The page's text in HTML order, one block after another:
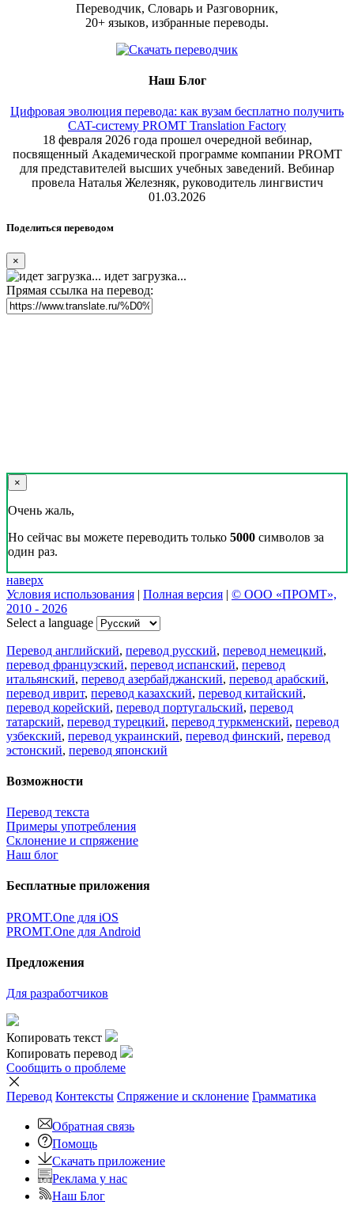
Переводчик, Словарь и Разговорник,
20+ языков, избранные переводы.
Наш Блог
Цифровая эволюция перевода: как вузам бесплатно получить
CAT-систему PROMT Translation Factory
18 февраля 2026 года прошел очередной вебинар,
посвященный Академической программе компании PROMT
для представителей высших учебных заведений. Вебинар
провела Наталья Железняк, руководитель лингвистич
01.03.2026
Поделиться переводом
×
идет загрузка...
Прямая ссылка на перевод:
×
Очень жаль,
Но сейчас вы можете переводить только 5000 символов за
один раз.
наверх
Условия использования | Полная версия | © ООО «ПРОМТ»,
2010 - 2026
Select a language
Перевод английский, перевод русский, перевод немецкий,
перевод французский, перевод испанский, перевод
итальянский, перевод азербайджанский, перевод арабский,
перевод иврит, перевод казахский, перевод китайский,
перевод корейский, перевод португальский, перевод
татарский, перевод турецкий, перевод туркменский, перевод
узбекский, перевод украинский, перевод финский, перевод
эстонский, перевод японский
Возможности
Перевод текста
Примеры употребления
Склонение и спряжение
Наш блог
Бесплатные приложения
PROMT.One для iOS
PROMT.One для Android
Предложения
Для разработчиков
Копировать текст
Копировать перевод
Сообщить о проблеме
Перевод Контексты Спряжение и склонение Грамматика
Обратная связь
Помощь
Скачать приложение
Реклама у нас
Наш Блог